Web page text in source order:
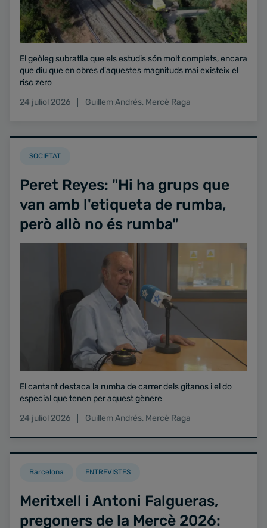
El geòleg subratlla que els estudis són molt complets, encara
que diu que en obres d'aquestes magnituds mai existeix el
risc zero
24 juliol 2026
Guillem Andrés, Mercè Raga
SOCIETAT
Peret Reyes: "Hi ha grups que
van amb l'etiqueta de rumba,
però allò no és rumba"
El cantant destaca la rumba de carrer dels gitanos i el do
especial que tenen per aquest gènere
24 juliol 2026
Guillem Andrés, Mercè Raga
Barcelona ENTREVISTES
Meritxell i Antoni Falgueras,
pregoners de la Mercè 2026: